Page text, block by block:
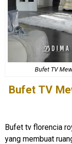
Bufet TV
Bufet TV
Bufet tv florencia
yang membuat